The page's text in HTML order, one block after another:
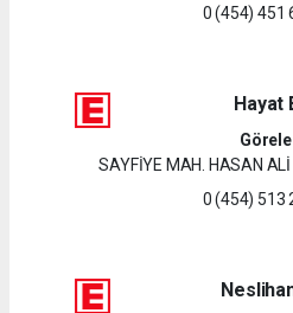
0 (454) 451
Hayat
Görele
SAYFİYE MAH. HASAN ALİ
0 (454) 513